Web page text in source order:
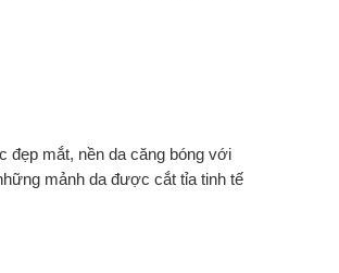
đẹp mắt, nền da căng bóng với
mảnh da được cắt tỉa tinh tế